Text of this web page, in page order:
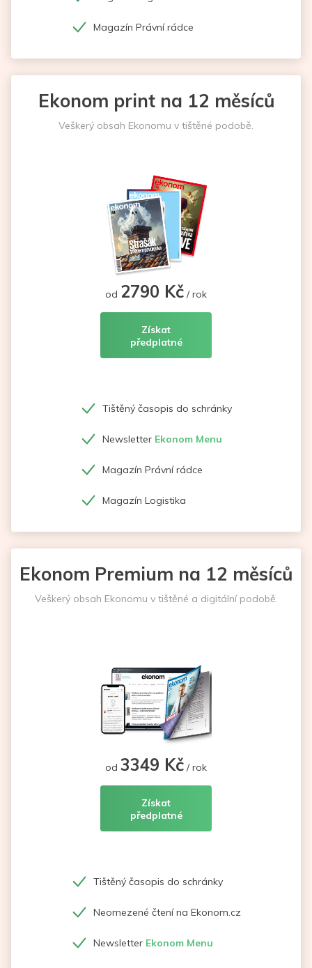
Magazín Právní rádce
Ekonom print na 12 měsíců
Veškerý obsah Ekonomu v tištěné podobě.
od 2790 Kč / rok
Získat
předplatné
Tištěný časopis do schránky
Newsletter Ekonom Menu
Magazín Právní rádce
Magazín Logistika
Ekonom Premium na 12 měsíců
Veškerý obsah Ekonomu v tištěné a digitální podobě.
od 3349 Kč / rok
Získat
předplatné
Tištěný časopis do schránky
Neomezené čtení na Ekonom.cz
Newsletter Ekonom Menu